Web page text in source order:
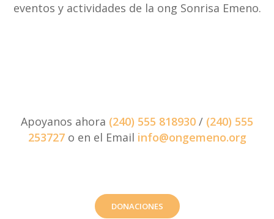
eventos y actividades de la ong Sonrisa Emeno.
Apoyanos ahora (240) 555 818930 / (240) 555
253727o en el Email info@ongemeno.org
DONACIONES